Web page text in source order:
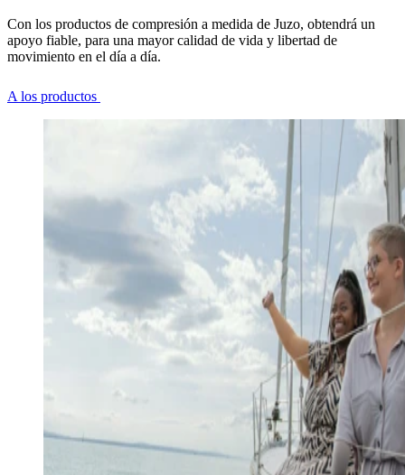
Con los productos de compresión a medida de Juzo, obtendrá un
apoyo fiable, para una mayor calidad de vida y libertad de
movimiento en el día a día.
A los productos